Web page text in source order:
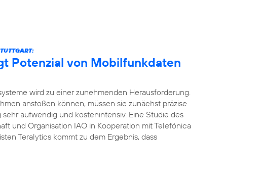
Potenzial von Mobilfunkdaten
wird zu einer zunehmenden Herausforderung.
anstoßen können, müssen sie zunächst präzise
aufwendig und kostenintensiv. Eine Studie des
und Organisation IAO in Kooperation mit Telefónica
Teralytics kommt zu dem Ergebnis, dass